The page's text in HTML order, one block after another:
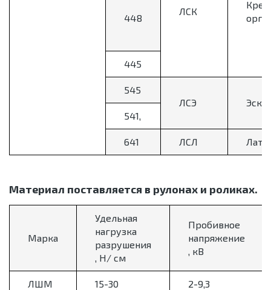
ЛСК
448
445
545
ЛСЭ
541,
641 ЛСЛ
Материал поставляется в рулонах и роликах.
Марка
Удельная
нагрузка
разрушения
, Н/ см
Пробивное
напряжение
, кВ
ЛШМ 15-30 2-9,3